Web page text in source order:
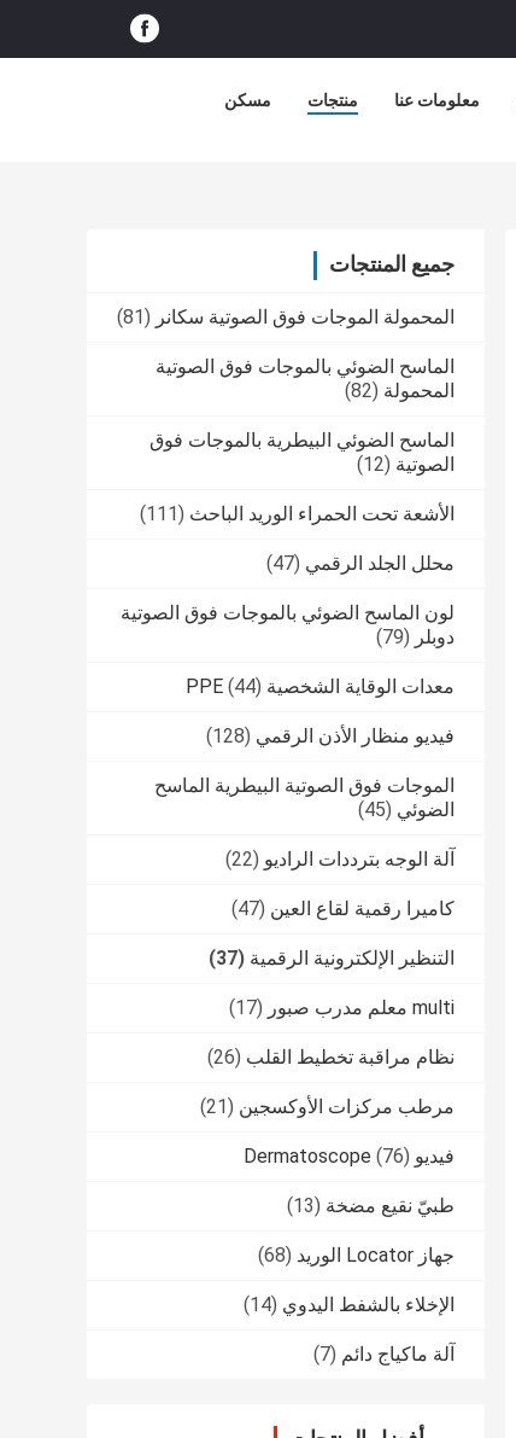
مسكن منتجات معلومات عنا
جميع المنتجات
المحمولة الموجات فوق الصوتية سكانر (81)
الماسح الضوئي بالموجات فوق الصوتية
المحمولة (82)
الماسح الضوئي البيطرية بالموجات فوق
الصوتية (12)
الأشعة تحت الحمراء الوريد الباحث (111)
محلل الجلد الرقمي (47)
لون الماسح الضوئي بالموجات فوق الصوتية
دوبلر (79)
معدات الوقاية الشخصية PPE (44)
فيديو منظار الأذن الرقمي (128)
الموجات فوق الصوتية البيطرية الماسح
الضوئي (45)
آلة الوجه بترددات الراديو (22)
كاميرا رقمية لقاع العين (47)
التنظير الإلكترونية الرقمية (37)
multi معلم مدرب صبور (17)
نظام مراقبة تخطيط القلب (26)
مرطب مركزات الأوكسجين (21)
فيديو Dermatoscope (76)
طبيّ نقيع مضخة (13)
جهاز Locator الوريد (68)
الإخلاء بالشفط اليدوي (14)
آلة ماكياج دائم (7)